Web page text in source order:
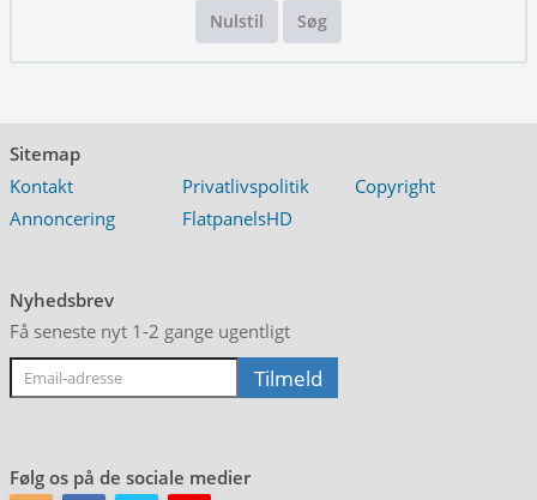
Nulstil Søg
Sitemap
Kontakt
Privatlivspolitik
Copyright
Annoncering
FlatpanelsHD
Nyhedsbrev
Få seneste nyt 1-2 gange ugentligt
Følg os på de sociale medier